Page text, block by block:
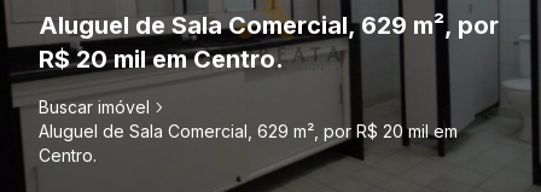
Aluguel de Sala Comercial, 629 m², por
R$ 20 mil em Centro.
Buscar imóvel
Aluguel de Sala Comercial, 629 m², por R$ 20 mil em
Centro.